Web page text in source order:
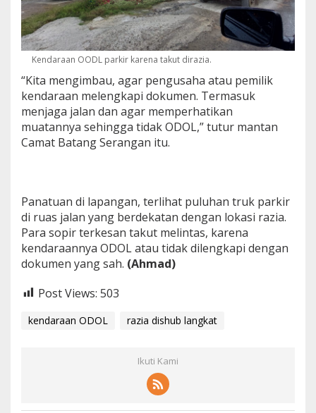
Kendaraan OODL parkir karena takut dirazia.
“Kita mengimbau, agar pengusaha atau pemilik
kendaraan melengkapi dokumen. Termasuk
menjaga jalan dan agar memperhatikan
muatannya sehingga tidak ODOL,” tutur mantan
Camat Batang Serangan itu.
Panatuan di lapangan, terlihat puluhan truk parkir
di ruas jalan yang berdekatan dengan lokasi razia.
Para sopir terkesan takut melintas, karena
kendaraannya ODOL atau tidak dilengkapi dengan
dokumen yang sah. (Ahmad)
Post Views: 503
kendaraan ODOL razia dishub langkat
Ikuti Kami